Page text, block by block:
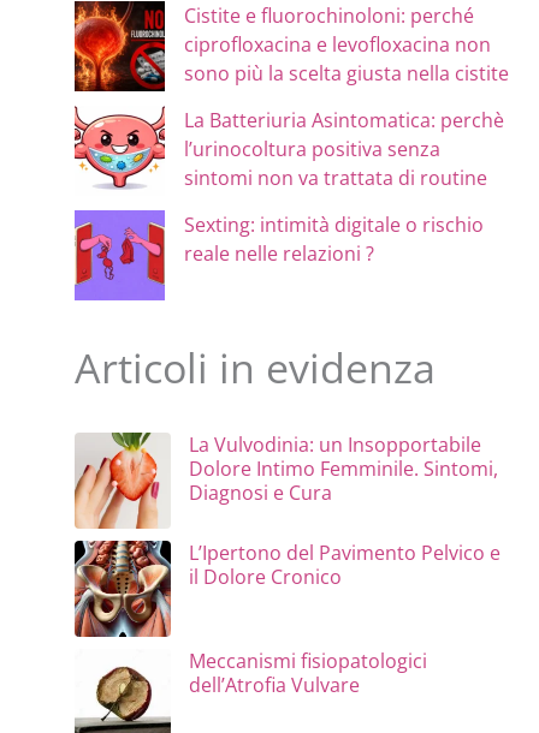
Cistite e fluorochinoloni: perché
ciprofloxacina e levofloxacina non
sono più la scelta giusta nella cistite
La Batteriuria Asintomatica: perchè
l’urinocoltura positiva senza
sintomi non va trattata di routine
Sexting: intimità digitale o rischio
reale nelle relazioni ?
Articoli in evidenza
La Vulvodinia: un Insopportabile
Dolore Intimo Femminile. Sintomi,
Diagnosi e Cura
L’Ipertono del Pavimento Pelvico e
il Dolore Cronico
Meccanismi fisiopatologici
dell’Atrofia Vulvare